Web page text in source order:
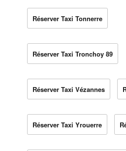
Réserver Taxi Tonnerre
Réserver Taxi Tronchoy 89
Réserver Taxi Vézannes
Réserver Taxi Yrouerre